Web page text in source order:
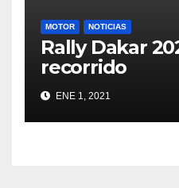
MOTOR NOTICIAS
Rally Dakar
recorrido
ENE 1, 2021